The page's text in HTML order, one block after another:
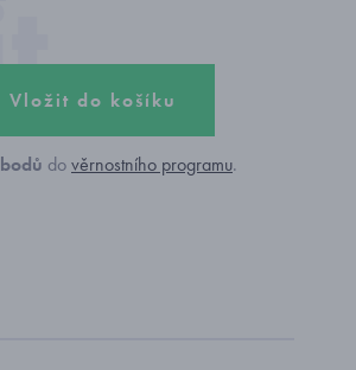
Vložit do košíku
bodů dověrnostního programu.